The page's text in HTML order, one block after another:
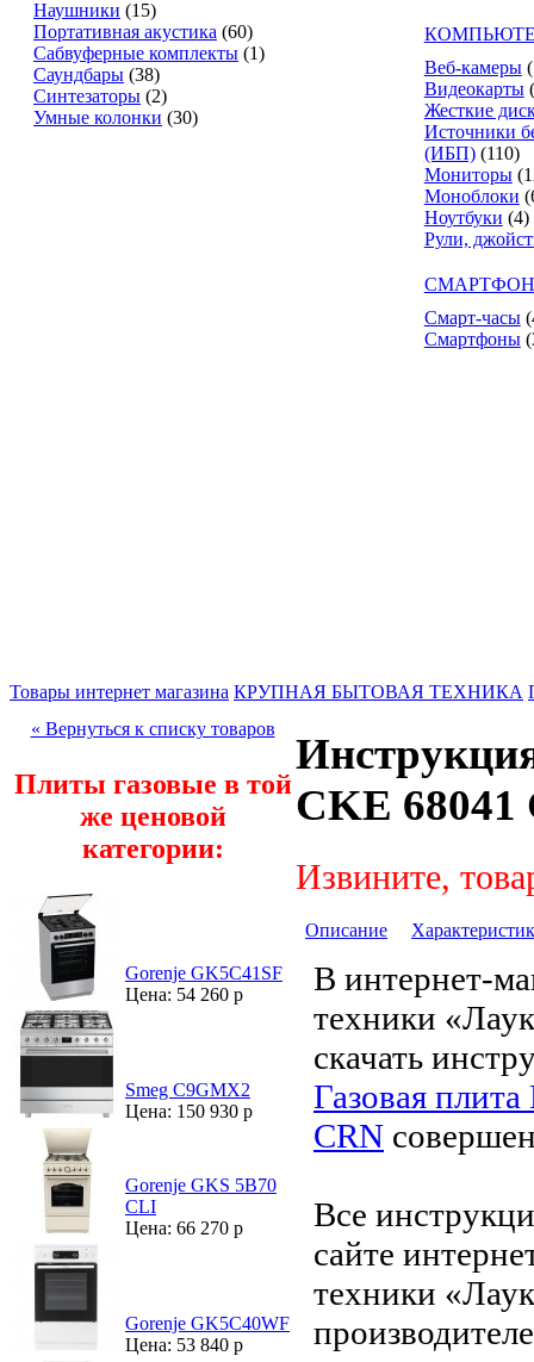
Наушники (15)
Портативная акустика (60)
Сабвуферные комплекты (1)
Саундбары (38)
Синтезаторы (2)
Умные колонки (30)
Веб-камеры
Видеокарты
Жесткие
Источники
(ИБП) (110)
Мониторы
Моноблоки
Ноутбуки (4)
Рули,
Смарт-часы
Смартфоны
Товары интернет магазина КРУПНАЯ БЫТОВАЯ ТЕХНИКА
« Вернуться к списку товаров
Плиты газовые в той
же ценовой
категории:
Gorenje GK5C41SF
Цена: 54 260 р
Smeg C9GMX2
Цена: 150 930 р
Gorenje GKS 5B70
CLI
Цена: 66 270 р
Gorenje GK5C40WF
Цена: 53 840 р
CKE 68041
Извините,
Описание
В интернет-
техники
скачать
Газовая
CRN
Все
сайте
техники